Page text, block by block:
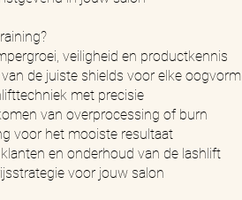
veiligheid en productkennis
de juiste shields voor elke oogvorm
met precisie
van overprocessing of burn
voor het mooiste resultaat
en onderhoud van de lashlift
voor jouw salon